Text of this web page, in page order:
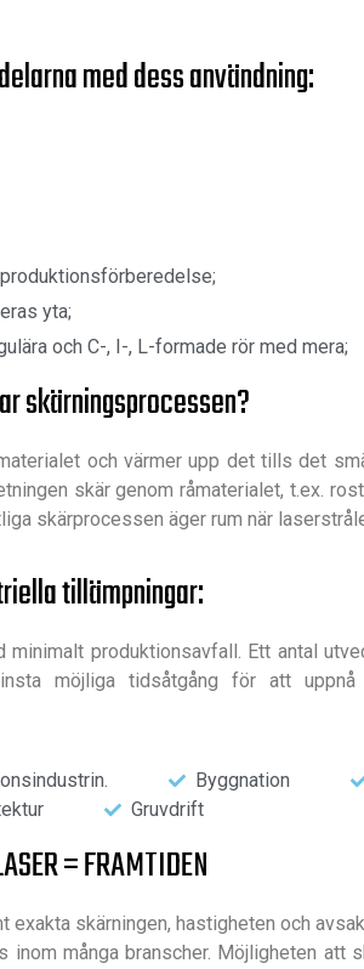
med dess användning:
yta;
och C-, I-, L-formade rör med mera;
skärningsprocessen?
och värmer upp det tills det
skär genom råmaterialet, t.ex.
skärprocessen äger rum när
tillämpningar:
produktionsavfall. Ett antal
möjliga tidsåtgång för att
Byggnation
Gruvdrift
= FRAMTIDEN
skärningen, hastigheten och
många branscher. Möjligheten att